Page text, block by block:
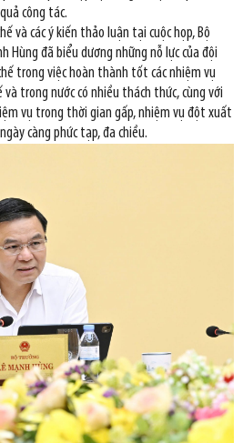
công tác.
và các ý kiến thảo luận tại cuộc họp, Bộ
Hùng đã biểu dương những nỗ lực của đội
trong việc hoàn thành tốt các nhiệm vụ
trong nước có nhiều thách thức, cùng với
vụ trong thời gian gấp, nhiệm vụ đột xuất
càng phức tạp, đa chiều.